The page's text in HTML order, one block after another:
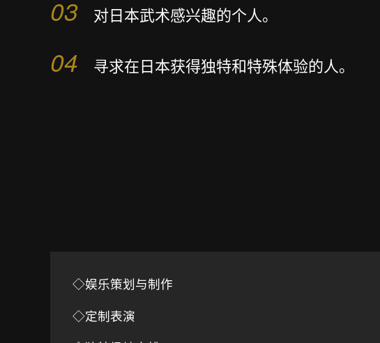
03 对日本武术感兴趣的个人。
04 寻求在日本获得独特和特殊体验的人。
◇娱乐策划与制作
◇定制表演